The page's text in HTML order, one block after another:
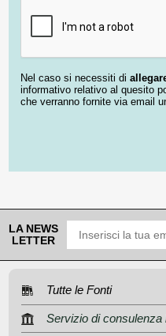
Nel caso si necessiti di
informativo relativo al quesito
che verranno fornite via email
LA NEWS
LETTER
Tutte le Fonti
Servizio di consulenza